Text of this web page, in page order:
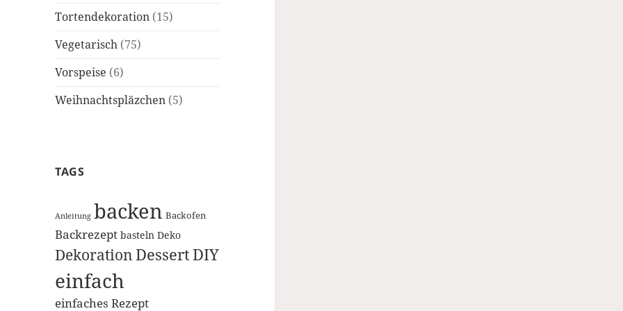
Tortendekoration (15)
Vegetarisch (75)
Vorspeise (6)
Weihnachtspläzchen (5)
TAGS
Anleitung backen Backofen
Backrezept basteln Deko
DekorationDessertDIY
einfach
einfaches Rezept